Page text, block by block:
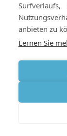
anbieten zu
Lernen Sie